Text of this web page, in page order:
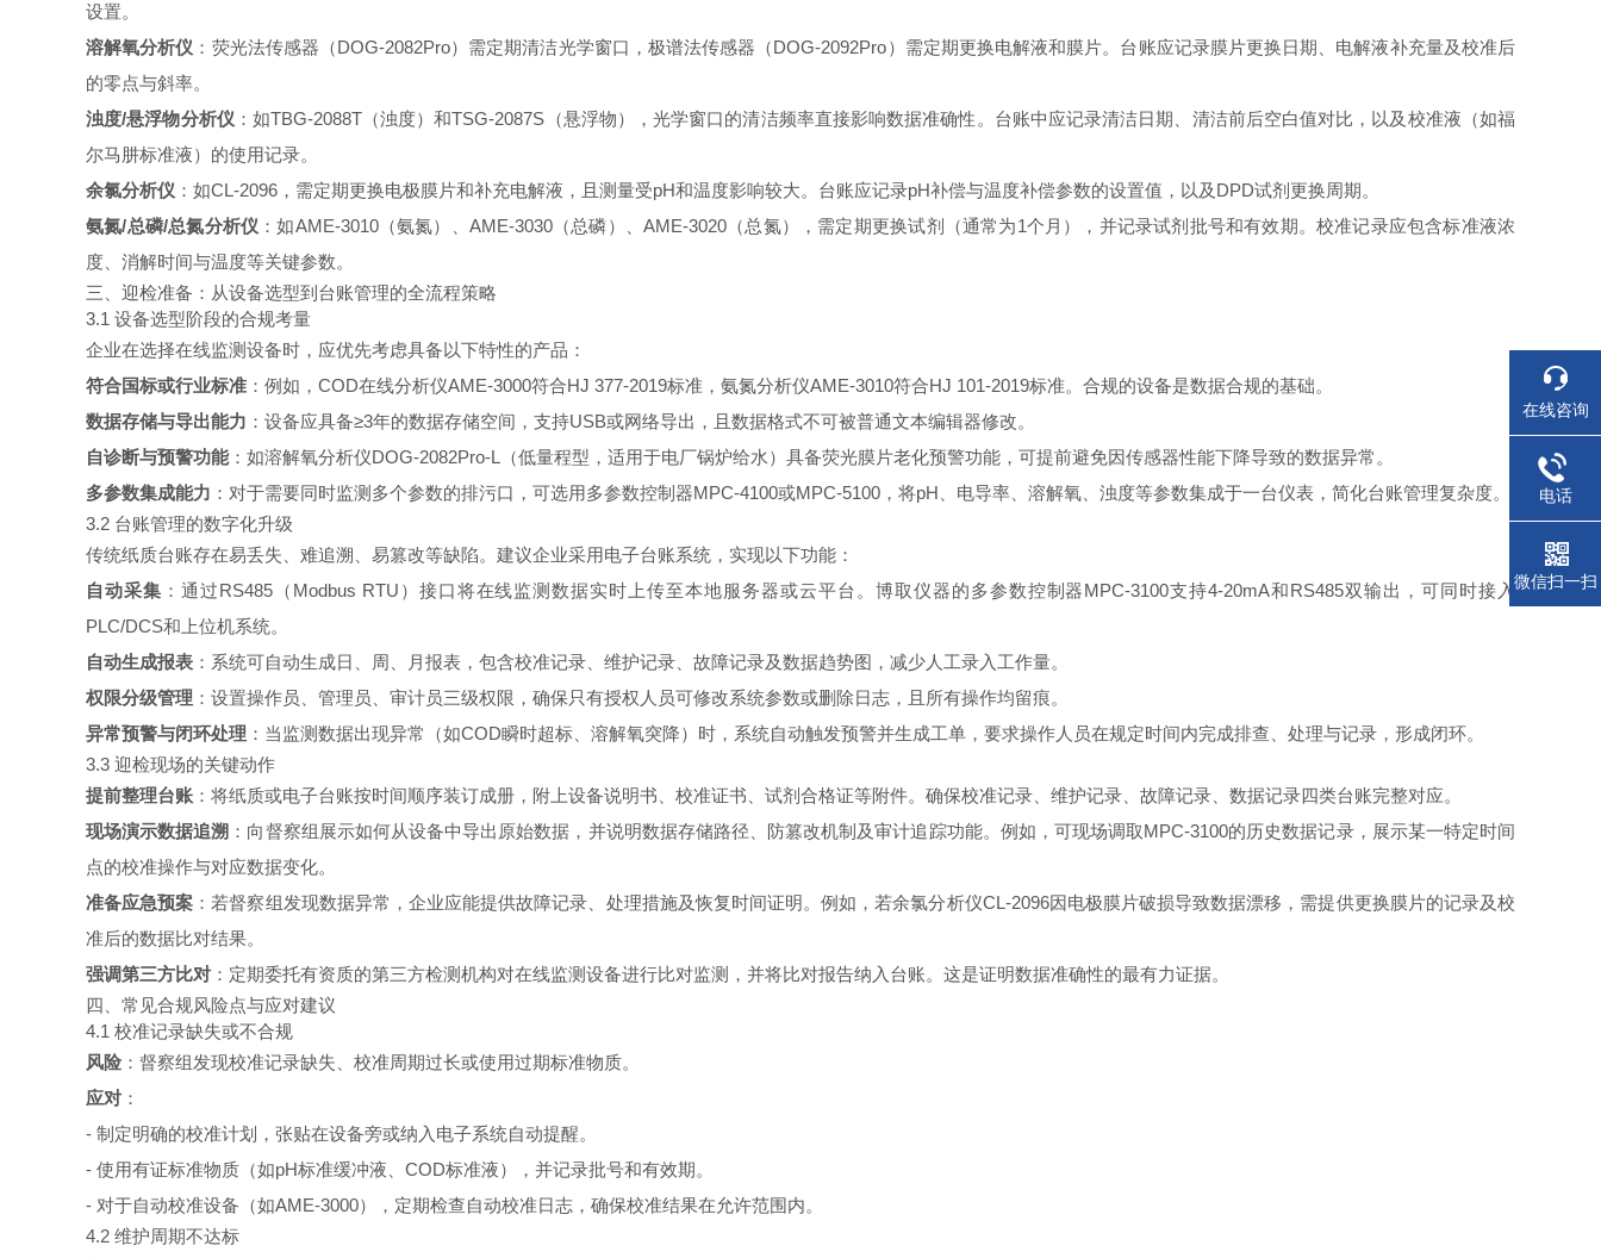
设置。
溶解氧分析仪 ：荧光法传感器（DOG-2082Pro）需定期清洁光学窗口，极谱法传感器（DOG-2092Pro）需定期更换电解液和膜片。台账应记录膜片更换日期、电解液补充量及校准后
的零点与斜率。
浊度/悬浮物分析仪 ：如TBG-2088T（浊度）和TSG-2087S（悬浮物），光学窗口的清洁频率直接影响数据准确性。台账中应记录清洁日期、清洁前后空白值对比，以及校准液（如福
尔马肼标准液）的使用记录。
余氯分析仪 ：如CL-2096，需定期更换电极膜片和补充电解液，且测量受pH和温度影响较大。台账应记录pH补偿与温度补偿参数的设置值，以及DPD试剂更换周期。
氨氮/总磷/总氮分析仪 ：如AME-3010（氨氮）、AME-3030（总磷）、AME-3020（总氮），需定期更换试剂（通常为1个月），并记录试剂批号和有效期。校准记录应包含标准液浓
度、消解时间与温度等关键参数。
三、迎检准备：从设备选型到台账管理的全流程策略
3.1 设备选型阶段的合规考量
企业在选择在线监测设备时，应优先考虑具备以下特性的产品：
符合国标或行业标准 ：例如，COD在线分析仪AME-3000符合HJ 377-2019标准，氨氮分析仪AME-3010符合HJ 101-2019标准。合规的设备是数据合规的基础。
数据存储与导出能力 ：设备应具备≥3年的数据存储空间，支持USB或网络导出，且数据格式不可被普通文本编辑器修改。
自诊断与预警功能：如溶解氧分析仪DOG-2082Pro-L（低量程型，适用于电厂锅炉给水）具备荧光膜片老化预警功能，可提前避免因传感器性能下降导致的数据异常。
多参数集成能力 ：对于需要同时监测多个参数的排污口，可选用多参数控制器MPC-4100或MPC-5100，将pH、电导率、溶解氧、浊度等参数集成于一台仪表，简化台账管理复杂度。
3.2 台账管理的数字化升级
传统纸质台账存在易丢失、难追溯、易篡改等缺陷。建议企业采用电子台账系统，实现以下功能：
自动采集 ：通过RS485（Modbus RTU）接口将在线监测数据实时上传至本地服务器或云平台。博取仪器的多参数控制器MPC-3100支持4-20mA和RS485双输出，可同时接入
PLC/DCS和上位机系统。
自动生成报表 ：系统可自动生成日、周、月报表，包含校准记录、维护记录、故障记录及数据趋势图，减少人工录入工作量。
权限分级管理 ：设置操作员、管理员、审计员三级权限，确保只有授权人员可修改系统参数或删除日志，且所有操作均留痕。
异常预警与闭环处理 ：当监测数据出现异常（如COD瞬时超标、溶解氧突降）时，系统自动触发预警并生成工单，要求操作人员在规定时间内完成排查、处理与记录，形成闭环。
3.3 迎检现场的关键动作
提前整理台账 ：将纸质或电子台账按时间顺序装订成册，附上设备说明书、校准证书、试剂合格证等附件。确保校准记录、维护记录、故障记录、数据记录四类台账完整对应。
现场演示数据追溯 ：向督察组展示如何从设备中导出原始数据，并说明数据存储路径、防篡改机制及审计追踪功能。例如，可现场调取MPC-3100的历史数据记录，展示某一特定时间
点的校准操作与对应数据变化。
准备应急预案 ：若督察组发现数据异常，企业应能提供故障记录、处理措施及恢复时间证明。例如，若余氯分析仪CL-2096因电极膜片破损导致数据漂移，需提供更换膜片的记录及校
准后的数据比对结果。
强调第三方比对 ：定期委托有资质的第三方检测机构对在线监测设备进行比对监测，并将比对报告纳入台账。这是证明数据准确性的最有力证据。
四、常见合规风险点与应对建议
4.1 校准记录缺失或不合规
风险 ：督察组发现校准记录缺失、校准周期过长或使用过期标准物质。
应对 ：
- 制定明确的校准计划，张贴在设备旁或纳入电子系统自动提醒。
- 使用有证标准物质（如pH标准缓冲液、COD标准液），并记录批号和有效期。
- 对于自动校准设备（如AME-3000），定期检查自动校准日志，确保校准结果在允许范围内。
4.2 维护周期不达标
在线咨询
电话
微信扫一扫